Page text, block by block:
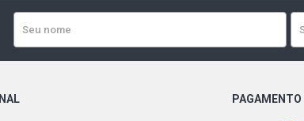
PAGAMENTO